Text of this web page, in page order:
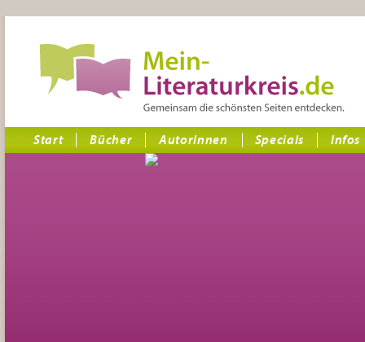
Start Bücher AutorInnen Specials Infos